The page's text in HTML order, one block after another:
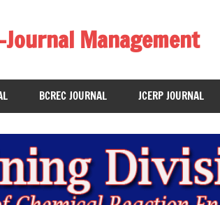
Management
BCREC JOURNAL JCERP JOURNAL